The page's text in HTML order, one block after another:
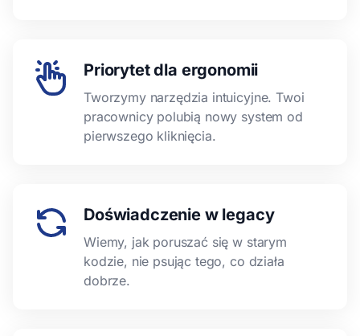
Priorytet dla ergonomii
Tworzymy narzędzia intuicyjne. Twoi
pracownicy polubią nowy system od
pierwszego kliknięcia.
Doświadczenie w legacy
Wiemy, jak poruszać się w starym
kodzie, nie psując tego, co działa
dobrze.